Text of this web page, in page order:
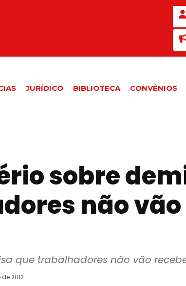
JURÍDICO BIBLIOTECA CONVÊNIOS
sobre
não
que trabalhadores não vão
2012